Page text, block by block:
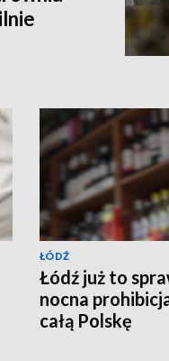
ŁÓDŹ
Łódź już to
nocna
całą Polskę